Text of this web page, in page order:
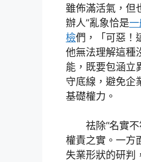
雖佈滿活氣，但
辦人”亂象恰是
檢們，「可惡！
他無法理解這種
能，既要包涵立
守底線，避免企
基礎權力。
祛除“名實
權責之實。一方
失業形狀的研判